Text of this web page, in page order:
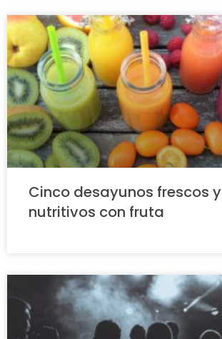
Cinco desayunos frescos y
nutritivos con fruta